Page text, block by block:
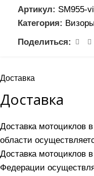
Артикул: SM955-
Категория:
Поделиться:
Доставка
Доставка
Доставка мотоциклов
области
Доставка мотоциклов
Федерации